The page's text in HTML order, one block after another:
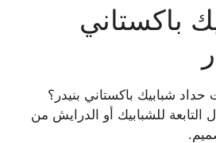
باكستاني
شبابيك باكستاني بنيدر؟
التابعة للشبابيك أو الدرايش من